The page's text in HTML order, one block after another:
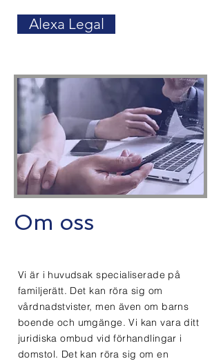
Alexa Legal
Om oss
Vi är i huvudsak specialiserade på
familjerätt. Det kan röra sig om
vårdnadstvister, men även om barns
boende och umgänge. Vi kan vara ditt
juridiska ombud vid förhandlingar i
domstol. Det kan röra sig om en